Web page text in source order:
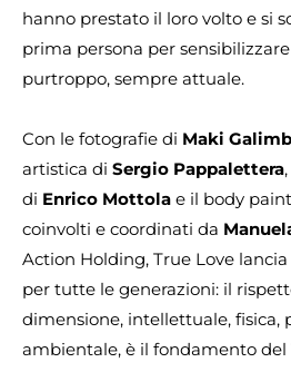
hanno prestato il loro volto e si
prima persona per
purtroppo, sempre attuale.
Con le fotografie di Maki
artistica di Sergio Pappalettera
di Enrico Mottola e il body
coinvolti e coordinati da
Action Holding, True Love
per tutte le generazioni: il
dimensione, intellettuale, fisica,
ambientale, è il fondamento del